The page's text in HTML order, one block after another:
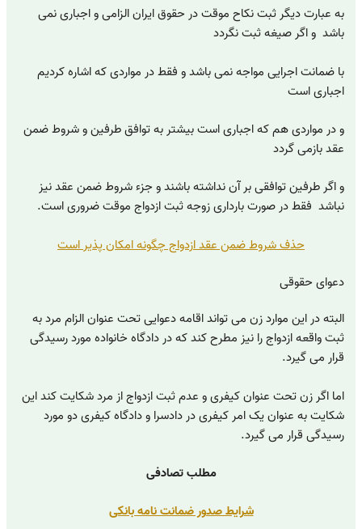
به عبارت دیگر ثبت نکاح موقت در حقوق ایران الزامی و اجباری نمی
باشد و اگر صیغه ثبت نگردد
با ضمانت اجرایی مواجه نمی باشد و فقط در مواردی که اشاره کردیم
اجباری است
و در مواردی هم که اجباری است بیشتر به توافق طرفین و شروط ضمن
عقد بازمی گردد
و اگر طرفین توافقی بر آن نداشته باشند و جزء شروط ضمن عقد نیز
نباشد فقط در صورت بارداری زوجه ثبت ازدواج موقت ضروری است.
حذف شروط ضمن عقد ازدواج چگونه امکان پذیر است
دعوای حقوقی
البته در این موارد زن می تواند اقامه دعوایی تحت عنوان الزام مرد به
ثبت واقعه ازدواج را نیز مطرح کند که در دادگاه خانواده مورد رسیدگی
قرار می گیرد.
اما اگر زن تحت عنوان کیفری و عدم ثبت ازدواج از مرد شکایت کند این
شکایت به عنوان یک امر کیفری در دادسرا و دادگاه کیفری دو مورد
رسیدگی قرار می گیرد.
مطلب تصادفی
شرایط صدور ضمانت نامه بانکی